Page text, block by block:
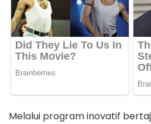
Melalui program inovatif